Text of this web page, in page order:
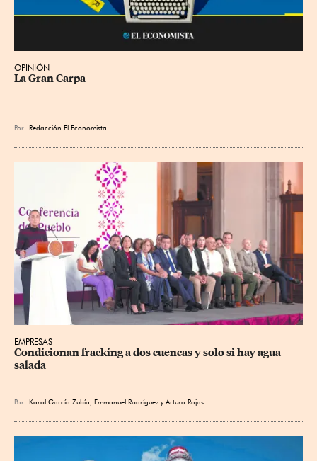
OPINIÓN
La Gran Carpa
Por Redacción El Economista
EMPRESAS
Condicionan fracking a dos cuencas y solo si hay agua
salada
Por Karol García Zubía Emmanuel Rodríguez yArturo Rojas